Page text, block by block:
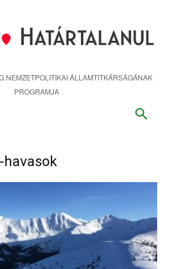
NEMZETPOLITIKAI ÁLLAMTITKÁRSÁGÁNAK
PROGRAMJA
havasok